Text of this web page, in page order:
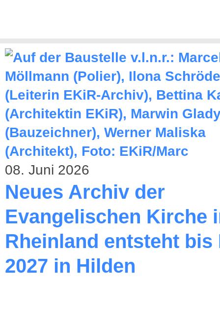
08. Juni 2026
Neues Archiv der
Evangelischen Kirche
Rheinland entsteht bis
2027 in Hilden